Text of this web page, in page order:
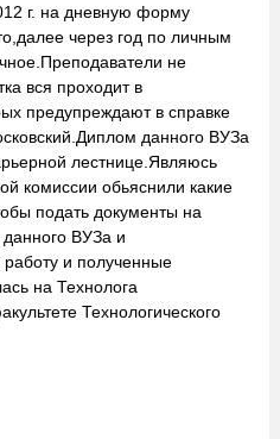
г. на дневную форму
через год по личным
не
вся проходит в
предупреждают в справке
данного ВУЗа
лестнице.Являюсь
комиссии обьяснили какие
подать документы на
ВУЗа и
и полученные
на Технолога
Технологического